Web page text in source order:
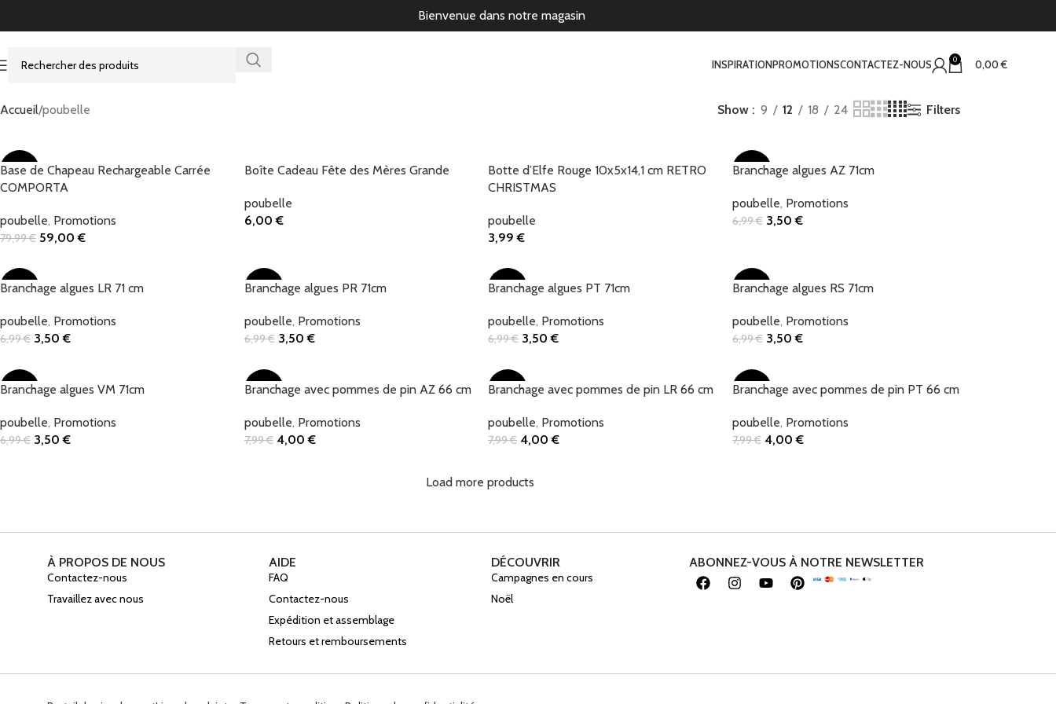
Bienvenue dans notre magasin
INSPIRATIONPROMOTIONSCONTACTEZ-NOUS 0 0,00€
Accueil poubelle Show 9 12 18 24 Filters
-26%
Base de Chapeau Rechargeable Carrée
COMPORTA
poubelle, Promotions
79,99€ 59,00€
Boîte Cadeau Fête des Mères Grande
poubelle
6,00€
Botte d’Elfe Rouge 10x5x14,1 cm RETRO
CHRISTMAS
poubelle
3,99€
-50%
Branchage algues AZ 71cm
poubelle, Promotions
6,99€ 3,50€
-50%
Branchage algues LR 71 cm
poubelle, Promotions
6,99€ 3,50€
-50%
Branchage algues PR 71cm
poubelle, Promotions
6,99€ 3,50€
-50%
Branchage algues PT 71cm
poubelle, Promotions
6,99€ 3,50€
-50%
Branchage algues RS 71cm
poubelle, Promotions
6,99€ 3,50€
-50%
Branchage algues VM 71cm
poubelle, Promotions
6,99€ 3,50€
-50%
Branchage avec pommes de pin AZ 66 cm
poubelle, Promotions
7,99€ 4,00€
-50%
Branchage avec pommes de pin LR 66 cm
poubelle, Promotions
7,99€ 4,00€
-50%
Branchage avec pommes de pin PT 66 cm
poubelle, Promotions
7,99€ 4,00€
Load more products
À PROPOS DE NOUS
Contactez-nous
Travaillez avec nous
AIDE
FAQ
Contactez-nous
Expédition et assemblage
Retours et remboursements
DÉCOUVRIR
Campagnes en cours
Noël
ABONNEZ-VOUS À NOTRE NEWSLETTER